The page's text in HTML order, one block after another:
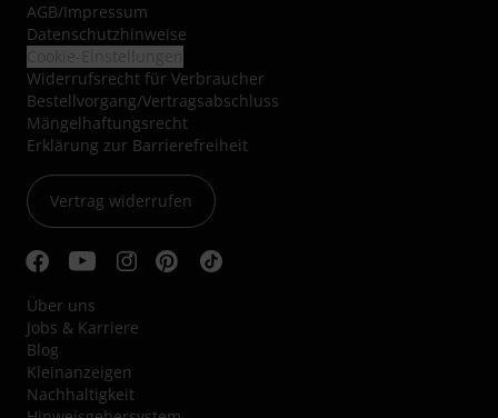
AGB/Impressum
Datenschutzhinweise
Widerrufsrecht für Verbraucher
Bestellvorgang/Vertragsabschluss
Mängelhaftungsrecht
Erklärung zur Barrierefreiheit
Vertrag widerrufen
Über uns
Jobs & Karriere
Blog
Kleinanzeigen
Nachhaltigkeit